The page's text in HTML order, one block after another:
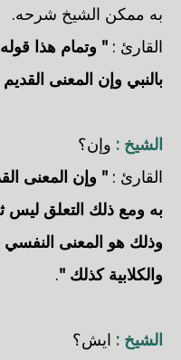
به ممكن الشيخ شرحه.
القارئ : " وتمام هذا
بالنبي وإن المعنى
الشيخ : وإن؟
القارئ : " وإن المعنى
به ومع ذلك التعلق ليس
وذلك هو المعنى النفسي
والكلابية كذلك ".
الشيخ : ايش؟